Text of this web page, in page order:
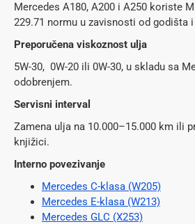
Mercedes A180, A200 i A250 koriste
229.71 normu u zavisnosti od godišta
Preporučena viskoznost ulja
5W-30, 0W-20 ili 0W-30, u skladu sa
odobrenjem.
Servisni interval
Zamena ulja na 10.000–15.000 km ili
knjižici.
Interno povezivanje
Mercedes C-klasa (W205)
Mercedes E-klasa (W213)
Mercedes GLC (X253)